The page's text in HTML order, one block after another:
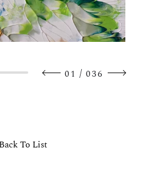
01 / 036
Back To List